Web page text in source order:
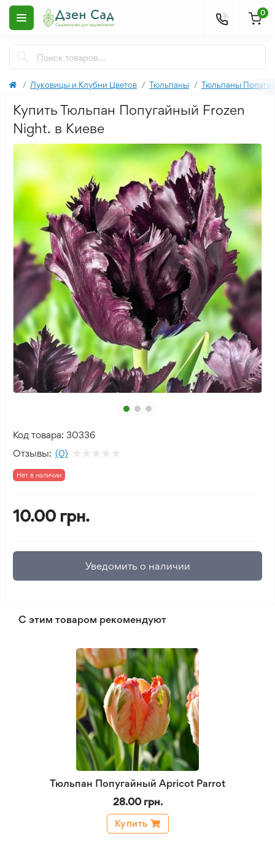
0
Луковицы и Клубни Цветов Тюльпаны Тюльпаны
Купить Тюльпан Попугайный Frozen
Night. в Киеве
Код товара: 30336
Отзывы: (0)
Нет в наличии
10.00 грн.
Уведомить о наличии
С этим товаром рекомендуют
Тюльпан Попугайный Apricot Parrot
28.00 грн.
Купить